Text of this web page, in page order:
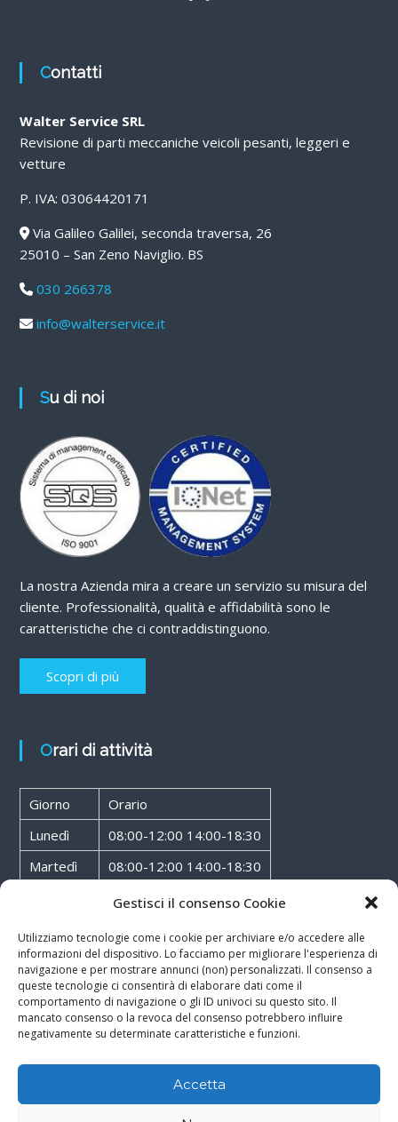
Gestisci il consenso Cookie
Utilizziamo tecnologie come i cookie per archiviare e/o accedere alle
informazioni del dispositivo. Lo facciamo per migliorare l'esperienza di
navigazione e per mostrare annunci (non) personalizzati. Il consenso a
queste tecnologie ci consentirà di elaborare dati come il
comportamento di navigazione o gli ID univoci su questo sito. Il
mancato consenso o la revoca del consenso potrebbero influire
negativamente su determinate caratteristiche e funzioni.
Accetta
Contatti
Walter Service SRL
Revisione di parti meccaniche veicoli pesanti, leggeri e
vetture
P. IVA: 03064420171
Via Galileo Galilei, seconda traversa, 26
25010 – San Zeno Naviglio. BS
030 266378
info@walterservice.it
Su di noi
La nostra Azienda mira a creare un servizio su misura del
cliente. Professionalità, qualità e affidabilità sono le
caratteristiche che ci contraddistinguono.
Scopri di più
Orari di attività
Giorno
Orario
Lunedì
08:00-12:00 14:00-18:30
Martedì
08:00-12:00 14:00-18:30
08:00-12:00 14:00-18:30
Giovedì
08:00-12:00 14:00-18:30
Venerdì
08:00-12:00 14:00-18:30
Sabato
08:00-12:00